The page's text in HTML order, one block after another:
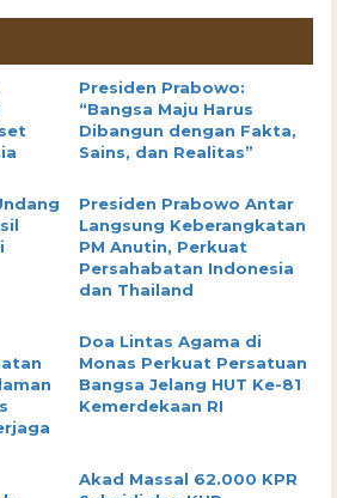
Presiden Prabowo:
“Bangsa Maju Harus
Dibangun dengan Fakta,
Sains, dan Realitas”
Presiden Prabowo Antar
Langsung Keberangkatan
PM Anutin, Perkuat
Persahabatan Indonesia
dan Thailand
Doa Lintas Agama di
Monas Perkuat Persatuan
Bangsa Jelang HUT Ke-81
Kemerdekaan RI
Akad Massal 62.000 KPR